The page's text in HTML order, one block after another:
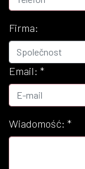
Firma:
Email: *
Wiadomość: *